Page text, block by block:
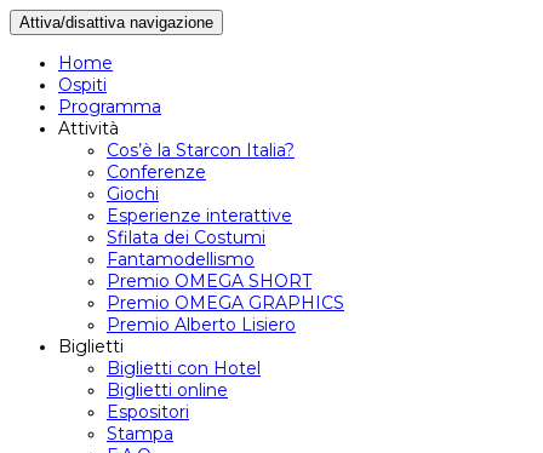
Attiva/disattiva navigazione
Home
Ospiti
Programma
Attività
Cos’è la Starcon Italia?
Conferenze
Giochi
Esperienze interattive
Sfilata dei Costumi
Fantamodellismo
Premio OMEGA SHORT
Premio OMEGA GRAPHICS
Premio Alberto Lisiero
Biglietti
Biglietti con Hotel
Biglietti online
Espositori
Stampa